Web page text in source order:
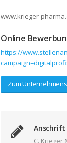
www.krieger-
Online
https://
Zum
Anschrift
C. Krieger